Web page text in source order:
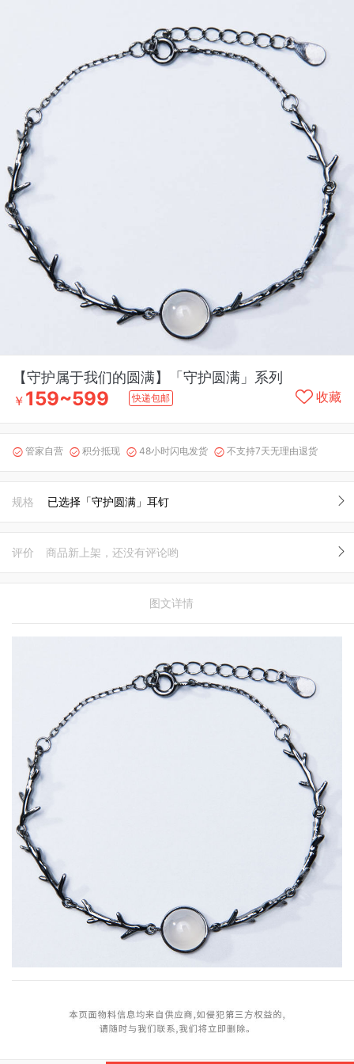
【守护属于我们的圆满】「守护圆满」系列
￥ 159~599 快递包邮 收藏
 管家自营  积分抵现  48小时闪电发货  不支持7天无理由退货
规格 已选择「守护圆满」耳钉
评价 商品新上架，还没有评论哟
图文详情